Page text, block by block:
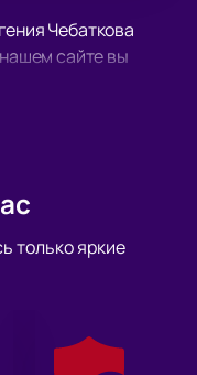
Чебаткова
сайте вы
онлайн. Вы
года.
зрителям
— комик,
только яркие